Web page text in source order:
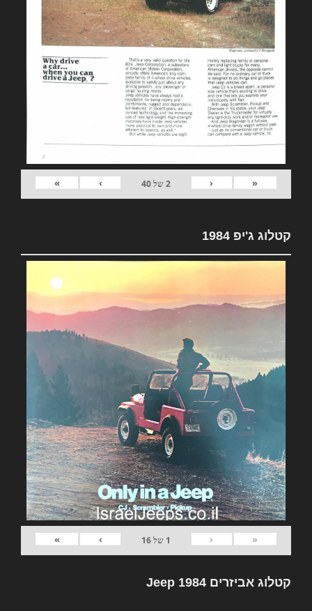
«
‹
2של40
›
»
קטלוג ג'יפ 1984
«
‹
1 של16
›
»
קטלוג אביזרים Jeep 1984